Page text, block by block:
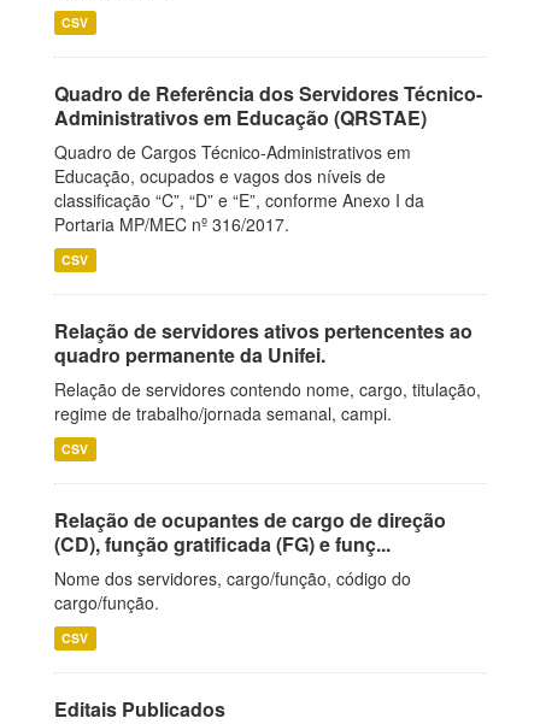
CSV
Quadro de Referência dos Servidores Técnico-
Administrativos em Educação (QRSTAE)
Quadro de Cargos Técnico-Administrativos em
Educação, ocupados e vagos dos níveis de
classificação “C”, “D” e “E”, conforme Anexo I da
Portaria MP/MEC nº 316/2017.
CSV
Relação de servidores ativos pertencentes ao
quadro permanente da Unifei.
Relação de servidores contendo nome, cargo, titulação,
regime de trabalho/jornada semanal, campi.
CSV
Relação de ocupantes de cargo de direção
(CD), função gratificada (FG) e funç...
Nome dos servidores, cargo/função, código do
cargo/função.
CSV
Editais Publicados